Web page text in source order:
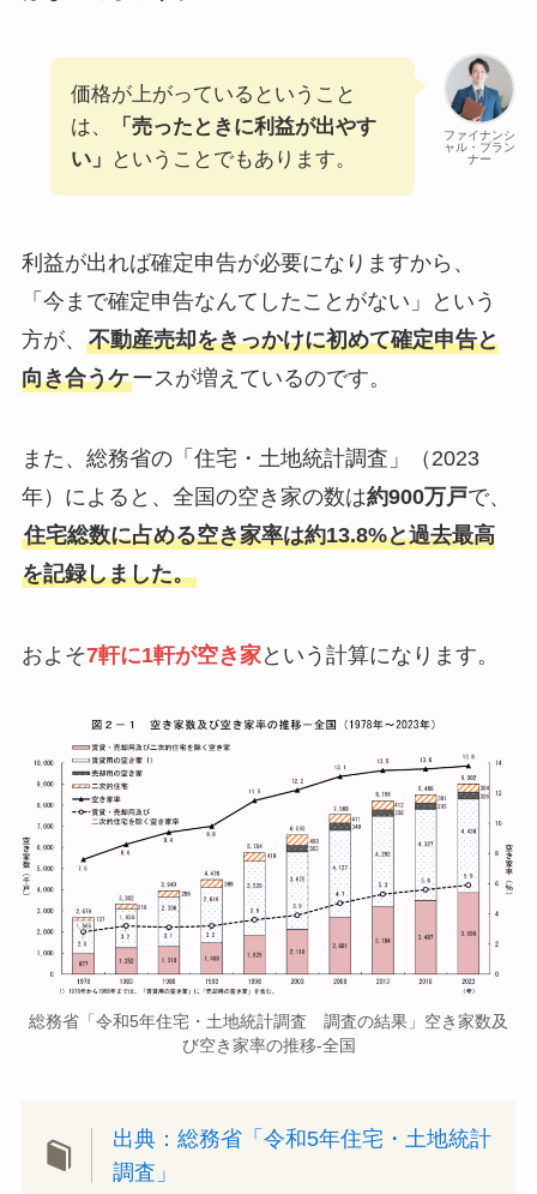
ファイナンシ
ャル・プラン
ナー
価格が上がっているということ
は、
「売ったときに利益が出やす
い」
ということでもあります。
利益が出れば確定申告が必要になりますから、
「今まで確定申告なんてしたことがない」という
方が、 不動産売却をきっかけに初めて確定申告と
向き合うケースが増えているのです。
また、総務省の「住宅・土地統計調査」（2023
年）によると、全国の空き家の数は約900万戸で、
住宅総数に占める空き家率は約13.8%と過去最高
を記録しました。
およそ7軒に1軒が空き家という計算になります。
総務省「令和5年住宅・土地統計調査 調査の結果」空き家数及
び空き家率の推移-全国
出典：総務省「令和5年住宅・土地統計
調査」